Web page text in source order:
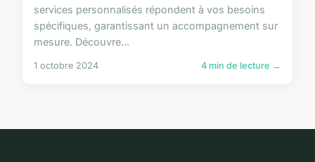
services personnalisés répondent à vos besoins
spécifiques, garantissant un accompagnement sur
mesure. Découvre...
1 octobre 2024 4 min de lecture →